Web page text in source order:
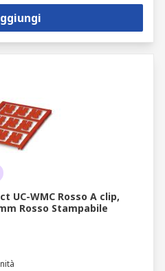
UC-WMC Rosso A clip,
Rosso Stampabile